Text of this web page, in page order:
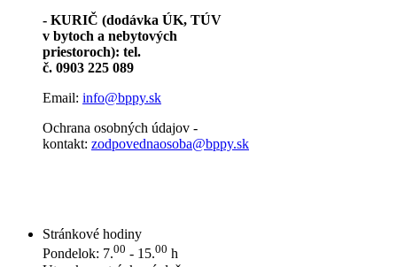
- KURIČ (dodávka ÚK, TÚV
v bytoch a nebytových
priestoroch): tel.
č. 0903 225 089
Email: info@bppy.sk
Ochrana osobných údajov -
kontakt: zodpovednaosoba@bppy.sk
Stránkové hodiny
Pondelok: 7.00 - 15.00 h